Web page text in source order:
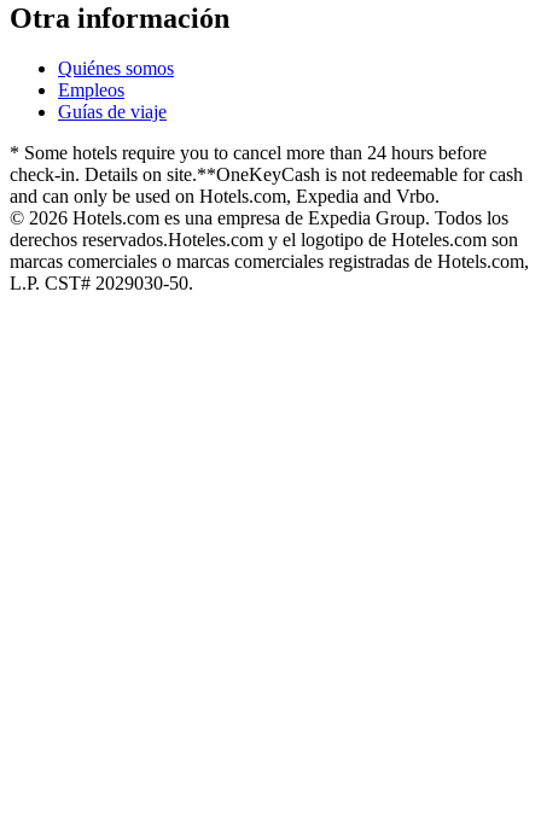
Otra información
Quiénes somos
Empleos
Guías de viaje
* Some hotels require you to cancel more than 24 hours before
check-in. Details on site.**OneKeyCash is not redeemable for cash
and can only be used on Hotels.com, Expedia and Vrbo.
© 2026 Hotels.com es una empresa de Expedia Group. Todos los
derechos reservados.Hoteles.com y el logotipo de Hoteles.com son
marcas comerciales o marcas comerciales registradas de Hotels.com,
L.P. CST# 2029030-50.